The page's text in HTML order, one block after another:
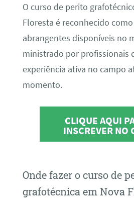
O curso de perito
Floresta é reconhecido
abrangentes disponíveis no
ministrado por profissionais
experiência ativa no campo
momento.
CLIQUE AQUI
INSCREVER NO
Onde fazer o curso de
grafotécnica em Nova